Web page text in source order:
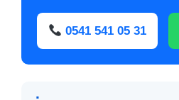
0541 541 05 31